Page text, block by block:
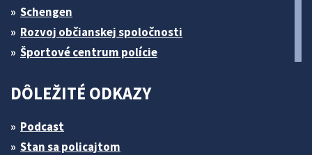
Schengen
Rozvoj občianskej spoločnosti
Športové centrum polície
DÔLEŽITÉ ODKAZY
Podcast
Stan sa policajtom